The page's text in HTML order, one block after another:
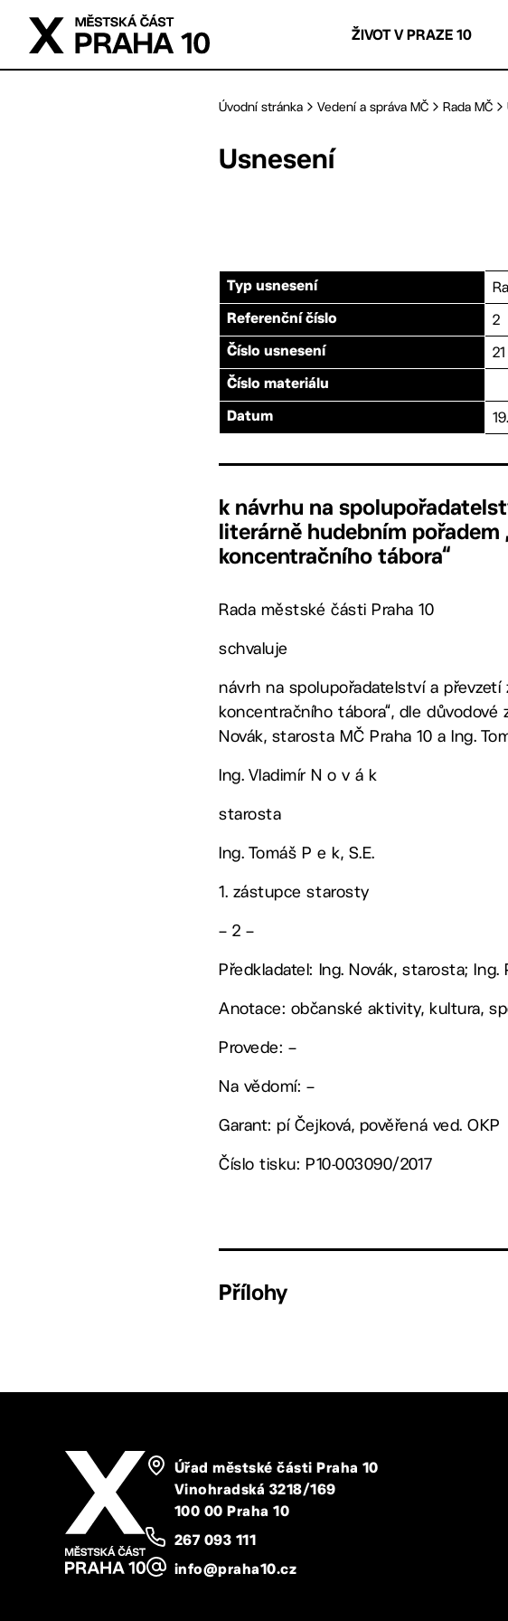
Přejít na hlavní obsah
ŽIVOT V PRAZE 10
Úvodní stránka Vedení a správa MČ Rada MČ
Usnesení
Typ usnesení
Referenční číslo 2
Číslo usnesení 21
Číslo materiálu
Datum
k návrhu na
literárně hudebním pořadem
koncentračního tábora“
Rada městské části Praha 10
schvaluje
návrh na spolupořadatelství a
koncentračního tábora“, dle důvodové
Novák, starosta MČ Praha 10 a Ing.
Ing. Vladimír N o v á k
starosta
Ing. Tomáš P e k, S.E.
1. zástupce starosty
– 2 –
Předkladatel: Ing. Novák, starosta; Ing.
Anotace: občanské aktivity, kultura,
Provede: –
Na vědomí: –
Garant: pí Čejková, pověřená ved. OKP
Číslo tisku: P10-003090/2017
Přílohy
Úřad městské části Praha 10
Vinohradská 3218/169
100 00 Praha 10
267 093 111
info@praha10.cz